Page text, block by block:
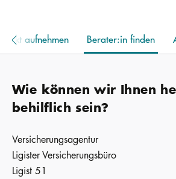
aufnehmen Berater:in finden
Wie können wir Ihnen
behilflich sein?
Versicherungsagentur
Ligister Versicherungsbüro
Ligist 51